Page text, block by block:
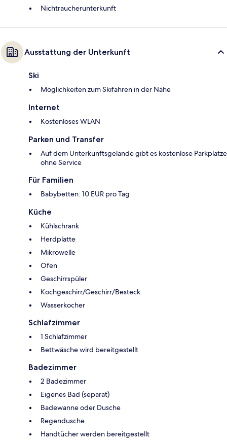
Nichtraucherunterkunft
Ausstattung der Unterkunft
Ski
Möglichkeiten zum Skifahren in der Nähe
Internet
Kostenloses WLAN
Parken und Transfer
Auf dem Unterkunftsgelände gibt es kostenlose Parkplätze
ohne Service
Für Familien
Babybetten: 10 EUR pro Tag
Küche
Kühlschrank
Herdplatte
Mikrowelle
Ofen
Geschirrspüler
Kochgeschirr/Geschirr/Besteck
Wasserkocher
Schlafzimmer
1 Schlafzimmer
Bettwäsche wird bereitgestellt
Badezimmer
2 Badezimmer
Eigenes Bad (separat)
Badewanne oder Dusche
Regendusche
Handtücher werden bereitgestellt